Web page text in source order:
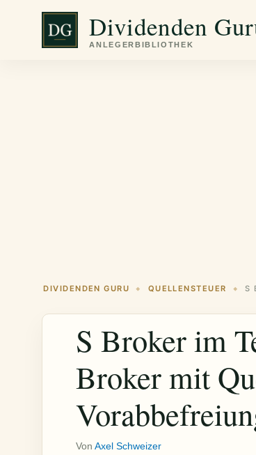
springen
Dividenden
DIVIDENDEN GURU ◆ QUELLENSTEUER ◆
S Broker im
Broker mit
VonAxel Schweizer